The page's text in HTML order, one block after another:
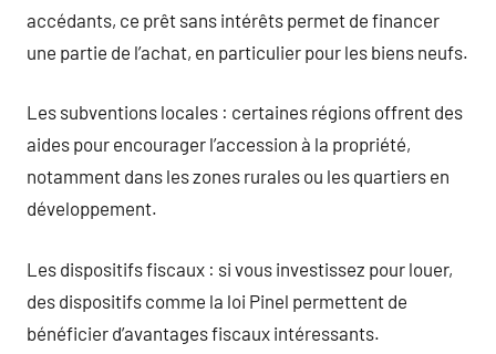
accédants, ce prêt sans intérêts permet de financer
une partie de l’achat, en particulier pour les biens neufs.
Les subventions locales : certaines régions offrent des
aides pour encourager l’accession à la propriété,
notamment dans les zones rurales ou les quartiers en
développement.
Les dispositifs fiscaux : si vous investissez pour louer,
des dispositifs comme la loi Pinel permettent de
bénéficier d’avantages fiscaux intéressants.